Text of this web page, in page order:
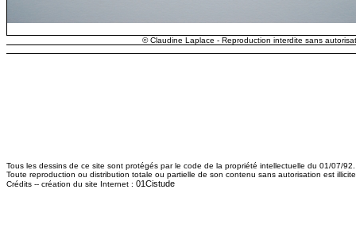
© Claudine Laplace - Reproduction interdite sans
Tous les dessins de ce site sont protégés par le code de la propriété intellectuelle du 01/07/92.
Toute reproduction ou distribution totale ou partielle de son contenu sans autorisation est
Crédits -- création du site Internet : 01Cistude